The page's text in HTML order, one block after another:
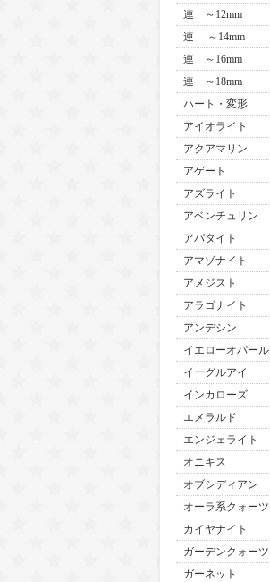
連 ～12mm
連 ～14mm
連 ～16mm
連 ～18mm
ハート・変形
アイオライト
アクアマリン
アゲート
アズライト
アベンチュリン
アパタイト
アマゾナイト
アメジスト
アラゴナイト
アンデシン
イエローオパール
イーグルアイ
インカローズ
エメラルド
エンジェライト
オニキス
オブシディアン
オーラ系クォーツ
カイヤナイト
ガーデンクォーツ
ガーネット